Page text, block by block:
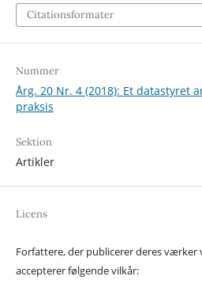
Citationsformater
Nummer
Årg. 20 Nr. 4 (2018): Et datastyret
praksis
Sektion
Artikler
Licens
Forfattere, der publicerer deres værker
accepterer følgende vilkår: